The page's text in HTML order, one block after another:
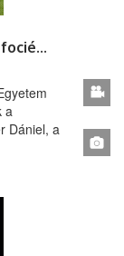
Összefogás a gyerekekért és a fociért
a
Dániel, a